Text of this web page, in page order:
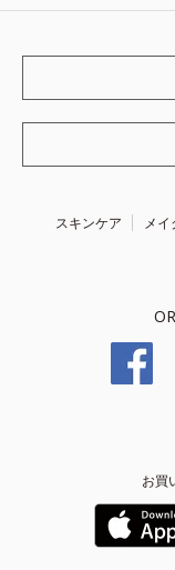
スキンケア メイ
お買